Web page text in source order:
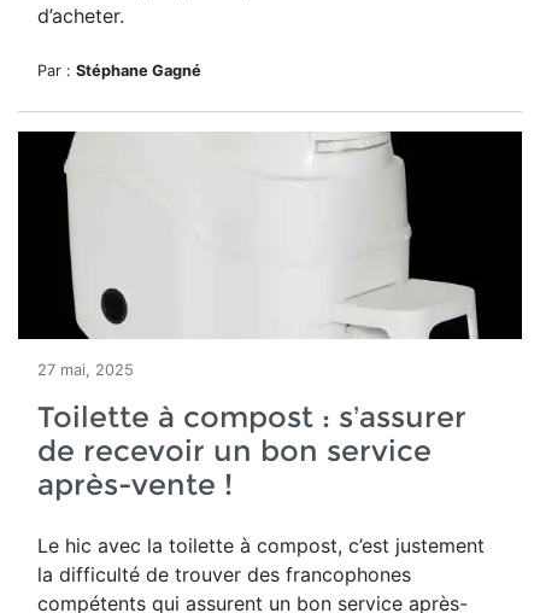
d’acheter.
Par : Stéphane Gagné
27 mai, 2025
Toilette à compost : s’assurer
de recevoir un bon service
après-vente !
Le hic avec la toilette à compost, c’est justement
la difficulté de trouver des francophones
compétents qui assurent un bon service après-